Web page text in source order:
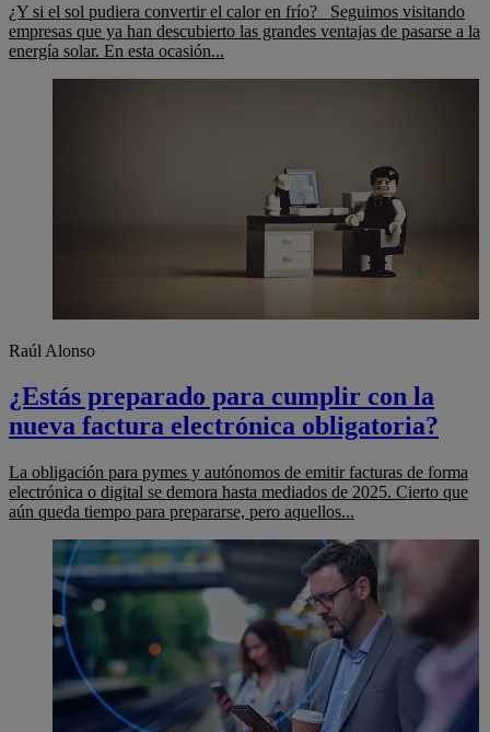
¿Y si el sol pudiera convertir el calor en frío? Seguimos visitando
empresas que ya han descubierto las grandes ventajas de pasarse a la
energía solar. En esta ocasión...
Raúl Alonso
¿Estás preparado para cumplir con la
nueva factura electrónica obligatoria?
La obligación para pymes y autónomos de emitir facturas de forma
electrónica o digital se demora hasta mediados de 2025. Cierto que
aún queda tiempo para prepararse, pero aquellos...